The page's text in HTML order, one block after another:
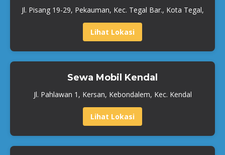
Jl. Pisang 19-29, Pekauman, Kec. Tegal Bar., Kota Tegal,
Lihat Lokasi
Sewa Mobil Kendal
Jl. Pahlawan 1, Kersan, Kebondalem, Kec. Kendal
Lihat Lokasi